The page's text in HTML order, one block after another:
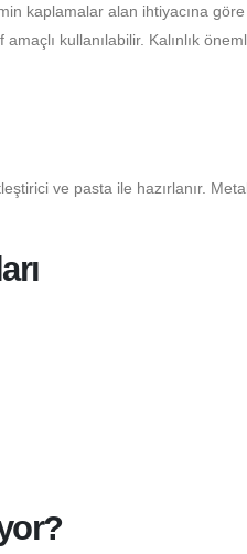
kaplamalar alan ihtiyacına
kullanılabilir. Kalınlık
ve pasta ile hazırlanır.